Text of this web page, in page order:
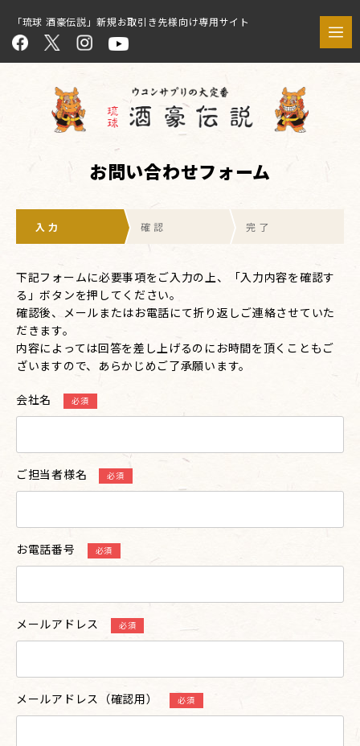
「琉球 酒豪伝説」新規お取引き先様向け専用サイト
お問い合わせフォーム
入 力 確 認 完 了
下記フォームに必要事項をご入力の上、「入力内容を確認す
る」ボタンを押してください。
確認後、メールまたはお電話にて折り返しご連絡させていた
だきます。
内容によっては回答を差し上げるのにお時間を頂くこともご
ざいますので、あらかじめご了承願います。
会社名
ご担当者様名
お電話番号
メールアドレス
メールアドレス（確認用）